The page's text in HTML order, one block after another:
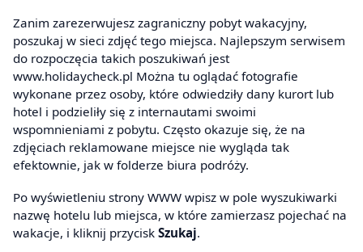
Zanim zarezerwujesz zagraniczny pobyt wakacyjny,
poszukaj w sieci zdjęć tego miejsca. Najlepszym serwisem
do rozpoczęcia takich poszukiwań jest
www.holidaycheck.pl Można tu oglądać fotografie
wykonane przez osoby, które odwiedziły dany kurort lub
hotel i podzieliły się z internautami swoimi
wspomnieniami z pobytu. Często okazuje się, że na
zdjęciach reklamowane miejsce nie wygląda tak
efektownie, jak w folderze biura podróży.
Po wyświetleniu strony WWW wpisz w pole wyszukiwarki
nazwę hotelu lub miejsca, w które zamierzasz pojechać na
wakacje, i kliknij przycisk Szukaj.